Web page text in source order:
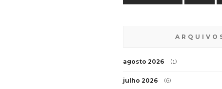
agosto 2026 (1)
julho 2026 (6)